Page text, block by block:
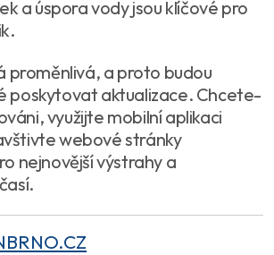
a úspora vody jsou klíčové pro
proměnlivá, a proto budou
poskytovat aktualizace. Chcete-
využijte mobilní aplikaci
webové stránky
nejnovější výstrahy a